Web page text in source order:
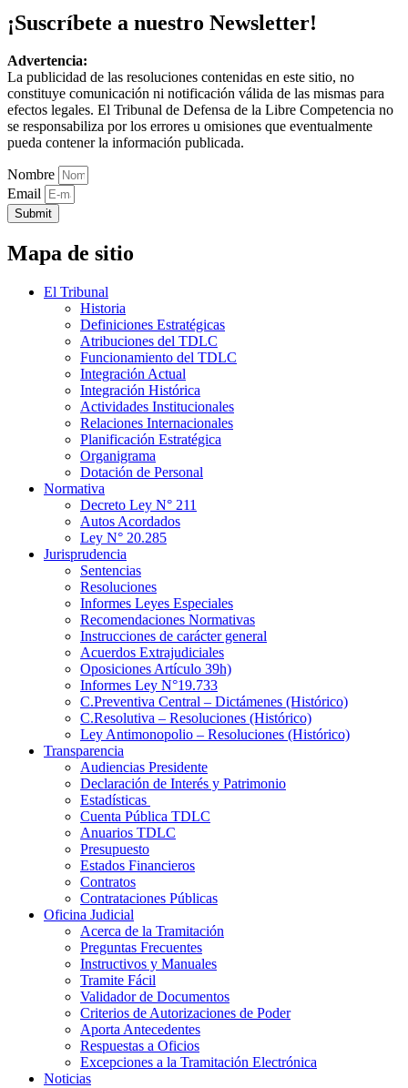
¡Suscríbete a nuestro Newsletter!
Advertencia:
La publicidad de las resoluciones contenidas en este sitio, no
constituye comunicación ni notificación válida de las mismas para
efectos legales. El Tribunal de Defensa de la Libre Competencia no
se responsabiliza por los errores u omisiones que eventualmente
pueda contener la información publicada.
Nombre
Email
Submit
Mapa de sitio
El Tribunal
Historia
Definiciones Estratégicas
Atribuciones del TDLC
Funcionamiento del TDLC
Integración Actual
Integración Histórica
Actividades Institucionales
Relaciones Internacionales
Planificación Estratégica
Organigrama
Dotación de Personal
Normativa
Decreto Ley N° 211
Autos Acordados
Ley N° 20.285
Jurisprudencia
Sentencias
Resoluciones
Informes Leyes Especiales
Recomendaciones Normativas
Instrucciones de carácter general
Acuerdos Extrajudiciales
Oposiciones Artículo 39h)
Informes Ley N°19.733
C.Preventiva Central – Dictámenes (Histórico)
C.Resolutiva – Resoluciones (Histórico)
Ley Antimonopolio – Resoluciones (Histórico)
Transparencia
Audiencias Presidente
Declaración de Interés y Patrimonio
Estadísticas
Cuenta Pública TDLC
Anuarios TDLC
Presupuesto
Estados Financieros
Contratos
Contrataciones Públicas
Oficina Judicial
Acerca de la Tramitación
Preguntas Frecuentes
Instructivos y Manuales
Tramite Fácil
Validador de Documentos
Criterios de Autorizaciones de Poder
Aporta Antecedentes
Respuestas a Oficios
Excepciones a la Tramitación Electrónica
Noticias